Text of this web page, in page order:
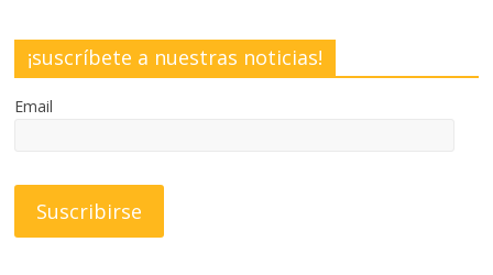
¡suscríbete a nuestras noticias!
Email